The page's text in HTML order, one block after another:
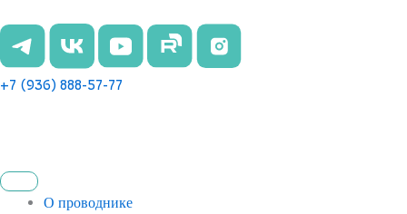
к
содержимому
+7 (936) 888-57-77
О проводнике